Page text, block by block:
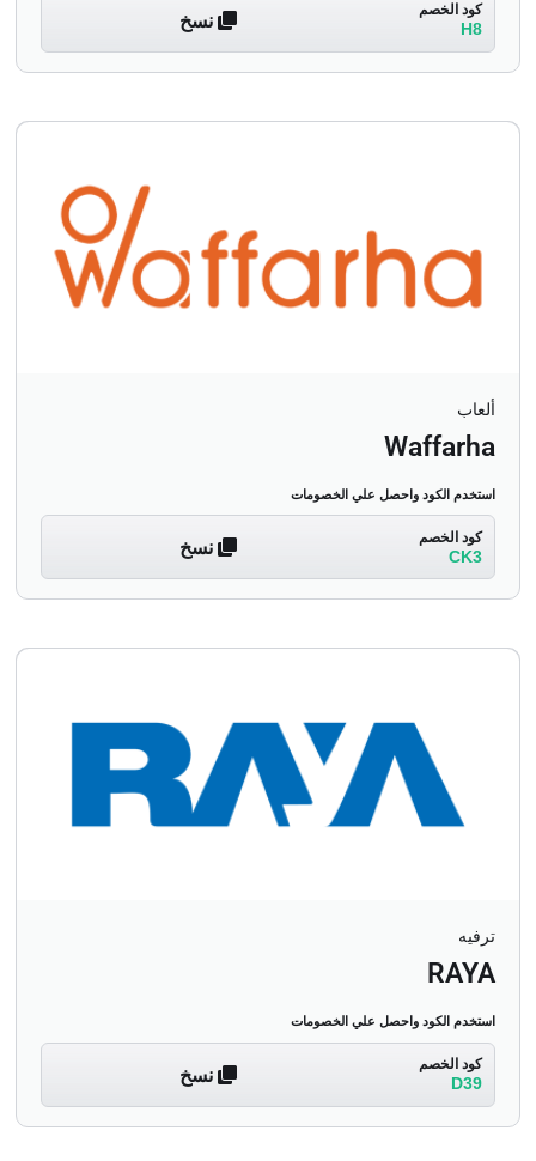
كود الخصم
H8
ألعاب
Waffarha
استخدم الكود واحصل علي الخصومات
كود الخصم
CK3
ترفيه
RAYA
استخدم الكود واحصل علي الخصومات
كود الخصم
D39